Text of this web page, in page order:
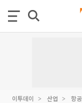
이투데이 산업 항